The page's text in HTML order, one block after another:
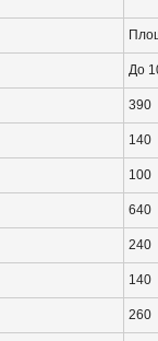
До
390
140
100
640
240
140
260